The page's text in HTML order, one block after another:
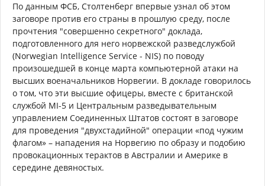
По данным ФСБ, Столтенберг впервые узнал об этом
заговоре против его страны в прошлую среду, после
прочтения "совершенно секретного" доклада,
подготовленного для него норвежской разведслужбой
(Norwegian Intelligence Service - NIS) по поводу
произошедшей в конце марта компьютерной атаки на
высших военачальников Норвегии. В докладе говорилось
о том, что эти высшие офицеры, вместе с британской
службой MI-5 и Центральным разведывательным
управлением Соединенных Штатов состоят в заговоре
для проведения "двухстадийной" операции «под чужим
флагом» – нападения на Норвегию по образу и подобию
провокационных терактов в Австралии и Америке в
середине девяностых.